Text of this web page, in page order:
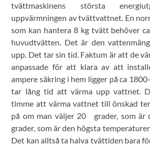
tvättmaskinens största
uppvärmningen av tvättvattnet. En
som kan hantera 8 kg tvätt behöver
huvudtvätten. Det är den
upp. Det tar sin tid. Faktum är att de
anpassade för att klara av att
ampere säkring i hem ligger på ca
tar lång tid att värma upp vattnet.
timme att värma vattnet till önskad
på om man väljer 20 grader, som är
grader, som är den högsta
Det kan alltså ta halva tvättiden bara